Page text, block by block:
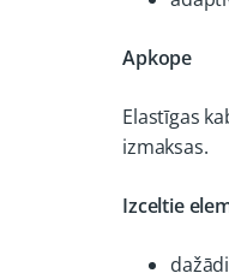
Apkope
Elastīgas
izmaksas.
Izceltie